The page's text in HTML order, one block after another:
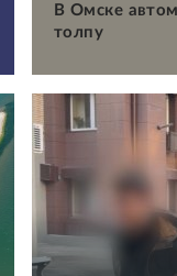
В Омске
толпу